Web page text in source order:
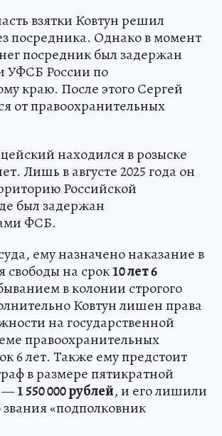
взятки Ковтун решил
посредника. Однако в момент
посредник был задержан
УФСБ России по
краю. После этого Сергей
от правоохранительных
находился в розыске
Лишь в августе 2025 года он
Российской
был задержан
ФСБ.
ему назначено наказание в
на срок10 лет 6
в колонии строгого
Ковтун лишен права
на государственной
правоохранительных
6 лет. Также ему предстоит
в размере пятикратной
—1 550 000 рублей, и его лишили
«подполковник